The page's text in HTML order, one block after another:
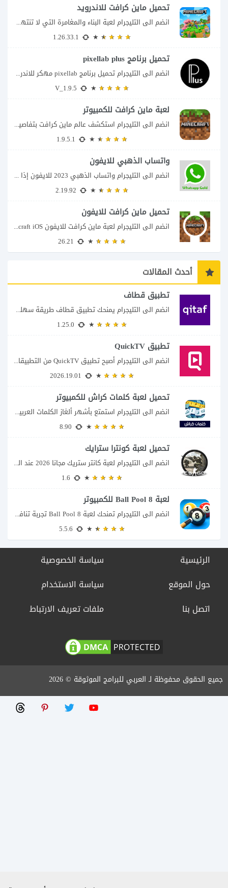
تحميل ماين كرافت للاندرويد
انضم الى التليجرام لعبة البناء والمغامرة التي لا تنتهي Minecraft إذا كنت تبحث عن...
تحميل برنامج pixellab plus
انضم الى التليجرام تحميل برنامج pixellab مهكر للاندرويد يعتبر تطبيق بيكسلاب من اشهر تطبيقات...
لعبة ماين كرافت للكمبيوتر
انضم الى التليجرام استكشف عالم ماين كرافت بتفاصيل مذهلة 🌟 هل أنت مستعد لمغامرة...
واتساب الذهبي للايفون
انضم الى التليجرام واتساب الذهبي 2023 للايفون إذا كنت تبحث عن واتساب الذهبي للايفون...
تحميل ماين كرافت للايفون
انضم الى التليجرام لعبة ماين كرافت للايفون Minecraft iOS تُعد لعبة Minecraft واحدة من...
أحدث المقالات
تطبيق قطاف
انضم الى التليجرام يمنحك تطبيق قطاف طريقة سهلة لمتابعة نقاط المكافآت والاستفادة منها في...
تطبيق QuickTV
انضم الى التليجرام أصبح تطبيق QuickTV من التطبيقات التي تستهدف محبي المسلسلات السريعة، إذ...
تحميل لعبة كلمات كراش للكمبيوتر
انضم الى التليجرام استمتع بأشهر ألغاز الكلمات العربية على شاشة الكمبيوتر يتيح لك تحميل...
تحميل لعبة كونترا سترايك
انضم الى التليجرام لعبة كانتر ستريك مجانا 2026 عند البحث عن تحميل Counter-Strike للكمبيوتر...
لعبة 8 Ball Pool للكمبيوتر
انضم الى التليجرام تمنحك لعبة 8 Ball Pool تجربة تنافسية ممتعة تجمع بين دقة...
الرئيسية
حول الموقع
اتصل بنا
سياسة الخصوصية
سياسة الاستخدام
ملفات تعريف الارتباط
جميع الحقوق محفوظة لـ العربي للبرامج الموثوقة © 2026